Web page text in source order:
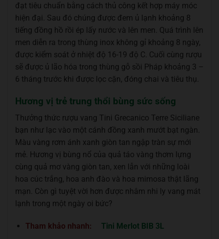
đạt tiêu chuẩn bằng cách thủ công kết hợp máy móc
hiện đại. Sau đó chúng được đem ủ lạnh khoảng 8
tiếng đồng hồ rồi ép lấy nước và lên men. Quá trình lên
men diễn ra trong thùng inox không gỉ khoảng 8 ngày,
được kiểm soát ở nhiệt độ 16-19 độ C. Cuối cùng rượu
sẽ được ủ lão hóa trong thùng gỗ sồi Pháp khoảng 3 –
6 tháng trước khi được lọc cặn, đóng chai và tiêu thụ.
Hương vị trẻ trung thổi bùng sức sống
Thưởng thức rượu vang Tini Grecanico Terre Siciliane
bạn như lạc vào một cánh đồng xanh mướt bạt ngàn.
Màu vàng rơm ánh xanh giòn tan ngập tràn sự mới
mẻ. Hương vị bùng nổ của quả táo vàng thơm lựng
cùng quả mơ vàng giòn tan, xen lẫn với những loài
hoa cúc trắng, hoa anh đào và hoa mimosa thật lãng
mạn. Còn gì tuyệt vời hơn được nhâm nhi ly vang mát
lạnh trong một ngày oi bức?
Tham khảo nhanh: Tini Merlot BIB 3L